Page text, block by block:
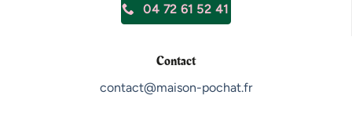
04 72 61 52 41
Contact
contact@maison-pochat.fr